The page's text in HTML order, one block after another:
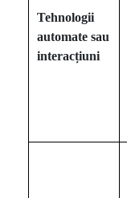
Tehnologii
automate sau
interacțiuni